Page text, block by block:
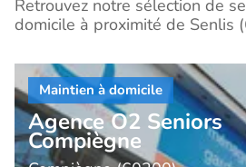
Retrouvez notre sélection de
domicile à proximité de Senlis
Agence O2 Seniors
Compiègne